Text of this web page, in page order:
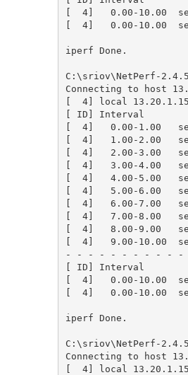
[ 4] 0.00 - 10.00
[ 4] 0.00 - 10.00
iperf Done.
C:\sriov\NetPerf- 2.4. 5
Connecting to host
[ 4] local 13.20 .
[ ID] Interval
[ 4] 0.00 - 1.00
[ 4] 1.00 - 2.00
[ 4] 2.00 - 3.00
[ 4] 3.00 -4.00
[ 4] 4.00 - 5.00
[ 4] 5.00 -6.00
[ 4] 6.00 -7.00
[ 4] 7.00 -8.00
[ 4] 8.00 - 9.00
[ 4] 9.00 - 10.00
- - - - - - - - - -
[ ID] Interval
[ 4] 0.00 - 10.00
[ 4] 0.00 - 10.00
iperf Done.
C:\sriov\NetPerf- 2.4. 5
Connecting to host
[ 4] local 13.20 .